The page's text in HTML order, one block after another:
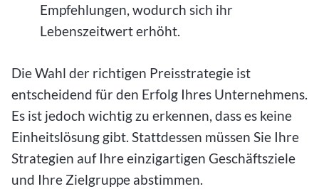
Empfehlungen, wodurch sich ihr
Lebenszeitwert erhöht.
Die Wahl der richtigen Preisstrategie ist
entscheidend für den Erfolg Ihres Unternehmens.
Es ist jedoch wichtig zu erkennen, dass es keine
Einheitslösung gibt. Stattdessen müssen Sie Ihre
Strategien auf Ihre einzigartigen Geschäftsziele
und Ihre Zielgruppe abstimmen.